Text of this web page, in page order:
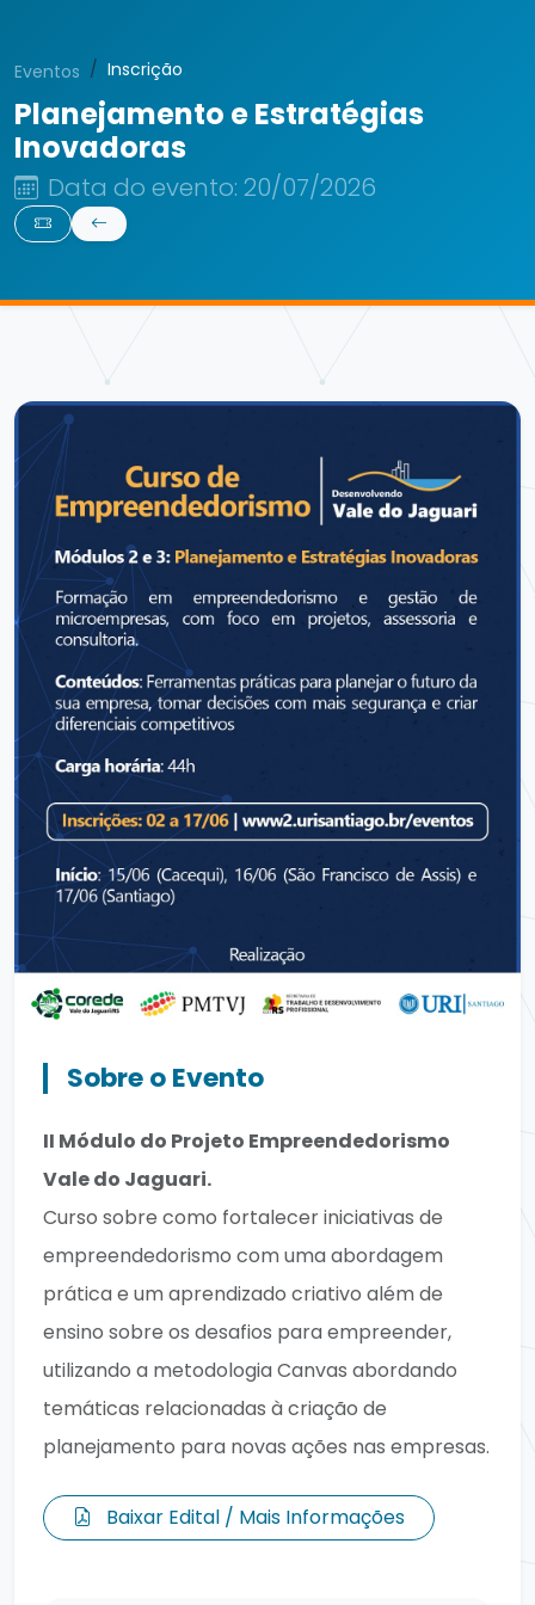
Eventos Inscrição
Planejamento e Estratégias
Inovadoras
Data do evento: 20/07/2026
Sobre o Evento
II Módulo do Projeto Empreendedorismo
Vale do Jaguari.
Curso sobre como fortalecer iniciativas de
empreendedorismo com uma abordagem
prática e um aprendizado criativo além de
ensino sobre os desafios para empreender,
utilizando a metodologia Canvas abordando
temáticas relacionadas à criação de
planejamento para novas ações nas empresas.
Baixar Edital / Mais Informações